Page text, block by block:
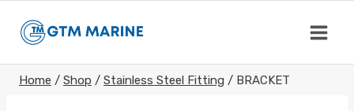
Home / Shop / Stainless Steel Fitting / BRACKET